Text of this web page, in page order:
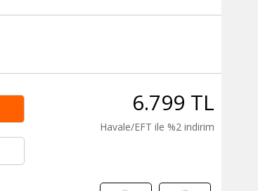
6.799 TL
Havale/EFT ile %2 indirim